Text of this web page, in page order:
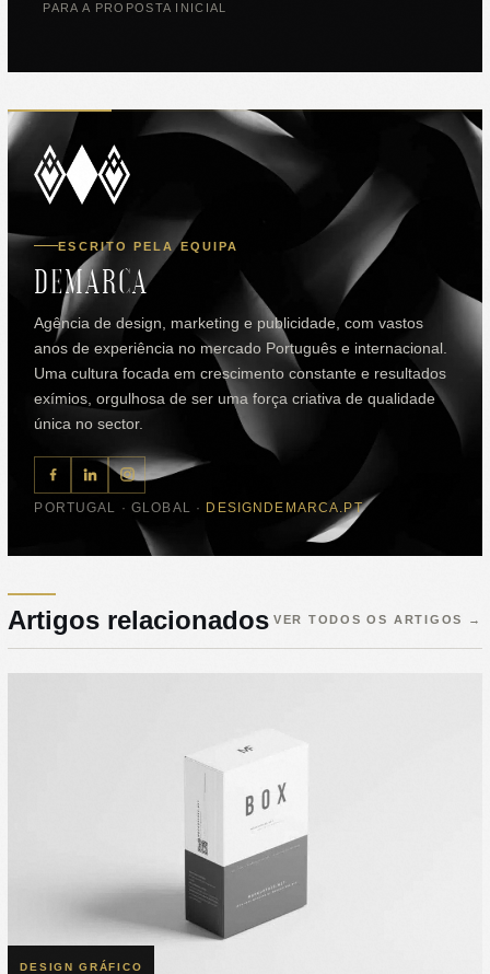
PARA A PROPOSTA INICIAL
ESCRITO PELA EQUIPA
DEMARCA
Agência de design, marketing e publicidade, com vastos
anos de experiência no mercado Português e internacional.
Uma cultura focada em crescimento constante e resultados
exímios, orgulhosa de ser uma força criativa de qualidade
única no sector.
PORTUGAL · GLOBAL · DESIGNDEMARCA.PT
Artigos relacionados VER TODOS OS ARTIGOS →
DESIGN GRÁFICO